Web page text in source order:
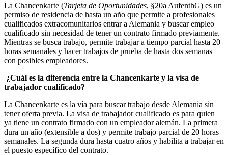
La Chancenkarte (Tarjeta de Oportunidades, §20a AufenthG) es un
permiso de residencia de hasta un año que permite a profesionales
cualificados extracomunitarios entrar a Alemania y buscar empleo
cualificado sin necesidad de tener un contrato firmado previamente.
Mientras se busca trabajo, permite trabajar a tiempo parcial hasta 20
horas semanales y hacer trabajos de prueba de hasta dos semanas
con posibles empleadores.
¿Cuál es la diferencia entre la Chancenkarte y la visa de
trabajador cualificado?
La Chancenkarte es la vía para buscar trabajo desde Alemania sin
tener oferta previa. La visa de trabajador cualificado es para quien
ya tiene un contrato firmado con un empleador alemán. La primera
dura un año (extensible a dos) y permite trabajo parcial de 20 horas
semanales. La segunda dura hasta cuatro años y habilita a trabajar en
el puesto específico del contrato.